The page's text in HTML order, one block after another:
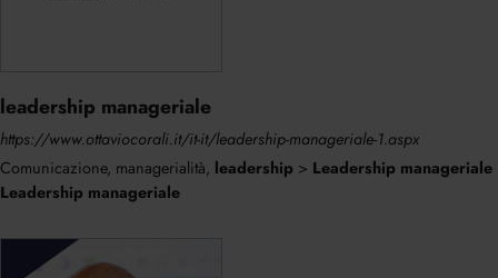
leadership manageriale
https://www.ottaviocorali.it/it-it/leadership-manageriale-1.aspx
Comunicazione, managerialità, leadership > Leadership manageriale
Leadership manageriale